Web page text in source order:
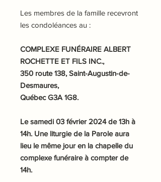
Les membres de la famille recevront
les condoléances au :
COMPLEXE FUNÉRAIRE ALBERT
ROCHETTE ET FILS INC.,
350 route 138, Saint-Augustin-de-
Desmaures,
Québec G3A 1G8.
Le samedi 03 février 2024 de 13h à
14h. Une liturgie de la Parole aura
lieu le même jour en la chapelle du
complexe funéraire à compter de
14h.